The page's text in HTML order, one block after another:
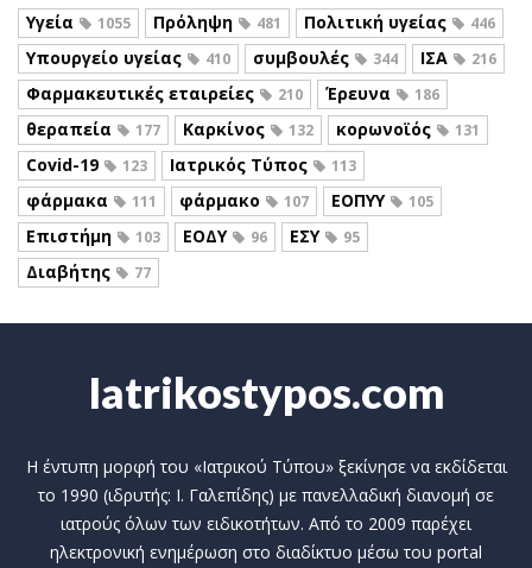
Υγεία 1055 Πρόληψη 481 Πολιτική υγείας 446
Υπουργείο υγείας 410 συμβουλές 344 ΙΣΑ 216
Φαρμακευτικές εταιρείες 210 Έρευνα 186
θεραπεία 177 Καρκίνος 132 κορωνοϊός 131
Covid-19 123 Ιατρικός Τύπος 113
φάρμακα 111 φάρμακο 107 ΕΟΠΥΥ 105
Επιστήμη 103 ΕΟΔΥ 96 ΕΣΥ 95
Διαβήτης 77
Iatrikostypos.com
Η έντυπη μορφή του «Ιατρικού Τύπου» ξεκίνησε να εκδίδεται
το 1990 (ιδρυτής: Ι. Γαλεπίδης) με πανελλαδική διανομή σε
ιατρούς όλων των ειδικοτήτων. Από το 2009 παρέχει
ηλεκτρονική ενημέρωση στο διαδίκτυο μέσω του portal